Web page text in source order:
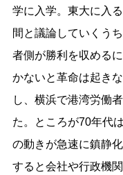
学に入学。東大に入
間と議論していくう
者側が勝利を収める
かないと革命は起き
し、横浜で港湾労働
た。ところが70年代
の動きが急速に鎮静
すると会社や行政機